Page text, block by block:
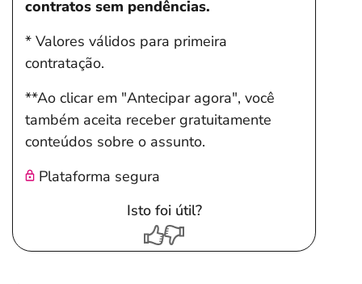
contratos sem pendências.
* Valores válidos para primeira
contratação.
**Ao clicar em "Antecipar agora", você
também aceita receber gratuitamente
conteúdos sobre o assunto.
Plataforma segura
Isto foi útil?